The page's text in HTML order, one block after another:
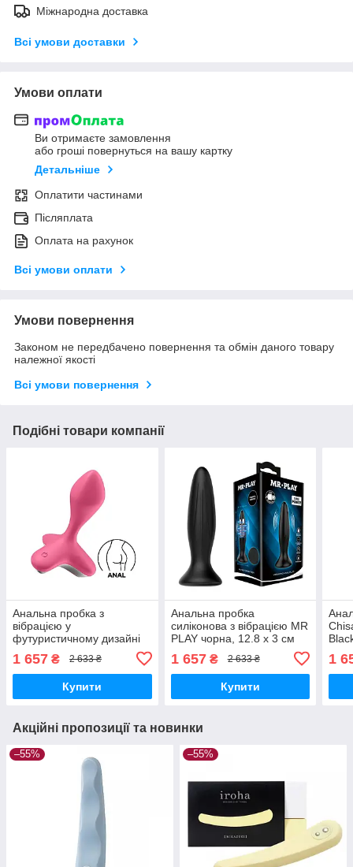
Міжнародна доставка
Всі умови доставки
Умови оплати
Ви отримаєте замовлення
або гроші повернуться на вашу картку
Детальніше
Оплатити частинами
Післяплата
Оплата на рахунок
Всі умови оплати
Умови повернення
Законом не передбачено повернення та обмін даного товару
належної якості
Всі умови повернення
Подібні товари компанії
Анальна пробка з
вібрацією у
футуристичному дизайні
Satisfyer Game Changer,
рожевий Вібратори
мастурбатори секс-шоп
1 657 ₴ 2 633 ₴
Купити
Анальна пробка
силіконова з вібрацією MR
PLAY чорна, 12.8 х 3 см
Вібратори мастурбатори
секс-шоп
1 657₴ 2 633 ₴
Купити
1
Акційні пропозиції та новинки
–55% –55%